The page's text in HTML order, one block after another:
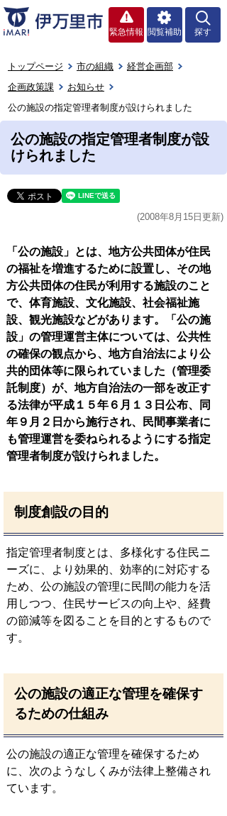
緊急情報 閲覧補助 探す
トップページ 市の組織
経営企画部
企画政策課
お知らせ
公の施設の指定管理者制度が設けられました
公の施設の指定管理者制度が設
けられました
(2008年8月15日更新)
「公の施設」とは、地方公共団体が住民
の福祉を増進するために設置し、その地
方公共団体の住民が利用する施設のこと
で、体育施設、文化施設、社会福祉施
設、観光施設などがあります。「公の施
設」の管理運営主体については、公共性
の確保の観点から、地方自治法により公
共的団体等に限られていました（管理委
託制度）が、地方自治法の一部を改正す
る法律が平成１５年６月１３日公布、同
年９月２日から施行され、民間事業者に
も管理運営を委ねられるようにする指定
管理者制度が設けられました。
制度創設の目的
指定管理者制度とは、多様化する住民ニ
ーズに、より効果的、効率的に対応する
ため、公の施設の管理に民間の能力を活
用しつつ、住民サービスの向上や、経費
の節減等を図ることを目的とするもので
す。
公の施設の適正な管理を確保す
るための仕組み
公の施設の適正な管理を確保するため
に、次のようなしくみが法律上整備され
ています。